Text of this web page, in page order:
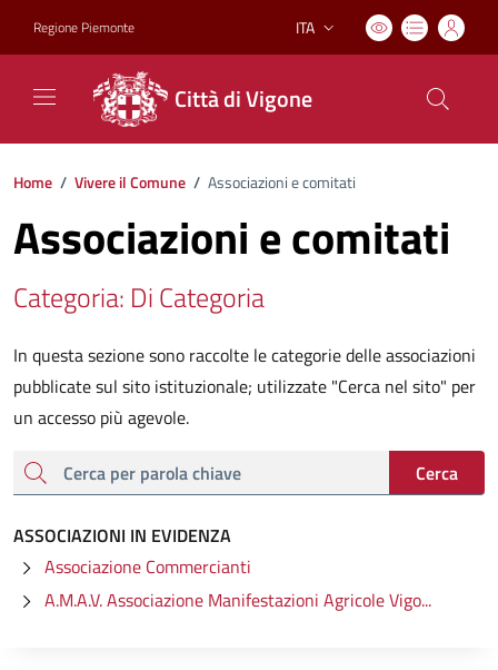
Regione Piemonte Lingua attiva:
ITA
Città di Vigone
Home / Vivere il Comune / Associazioni e comitati
Associazioni e comitati
Categoria: Di Categoria
In questa sezione sono raccolte le categorie delle associazioni
pubblicate sul sito istituzionale; utilizzate "Cerca nel sito" per
un accesso più agevole.
cerca
Cerca
ASSOCIAZIONI IN EVIDENZA
Associazione Commercianti
A.M.A.V. Associazione Manifestazioni Agricole Vigo...